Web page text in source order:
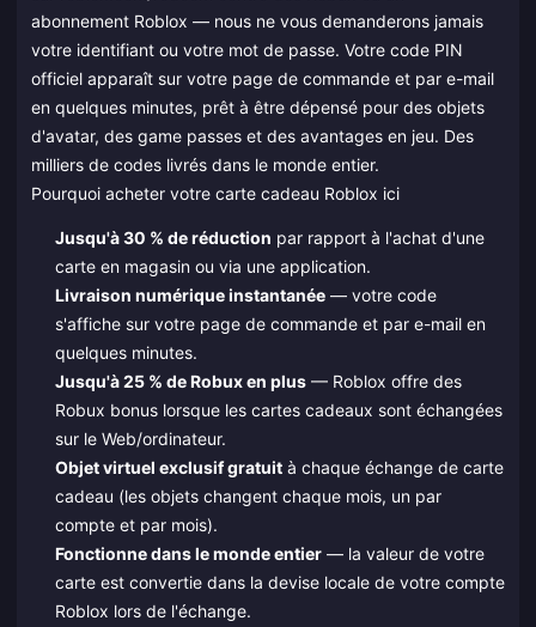
abonnement Roblox — nous ne vous demanderons jamais
votre identifiant ou votre mot de passe. Votre code PIN
officiel apparaît sur votre page de commande et par e-mail
en quelques minutes, prêt à être dépensé pour des objets
d'avatar, des game passes et des avantages en jeu. Des
milliers de codes livrés dans le monde entier.
Pourquoi acheter votre carte cadeau Roblox ici
Jusqu'à 30 % de réduction par rapport à l'achat d'une
carte en magasin ou via une application.
Livraison numérique instantanée— votre code
s'affiche sur votre page de commande et par e-mail en
quelques minutes.
Jusqu'à 25 % de Robux en plus— Roblox offre des
Robux bonus lorsque les cartes cadeaux sont échangées
sur le Web/ordinateur.
Objet virtuel exclusif gratuità chaque échange de carte
cadeau (les objets changent chaque mois, un par
compte et par mois).
Fonctionne dans le monde entier— la valeur de votre
carte est convertie dans la devise locale de votre compte
Roblox lors de l'échange.